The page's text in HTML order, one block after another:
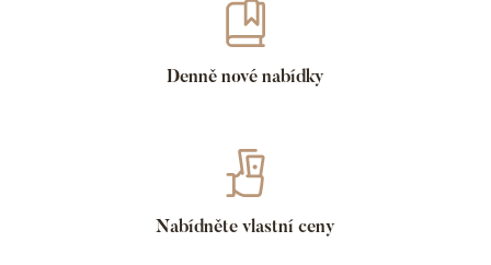
Denně nové nabídky
Nabídněte vlastní ceny